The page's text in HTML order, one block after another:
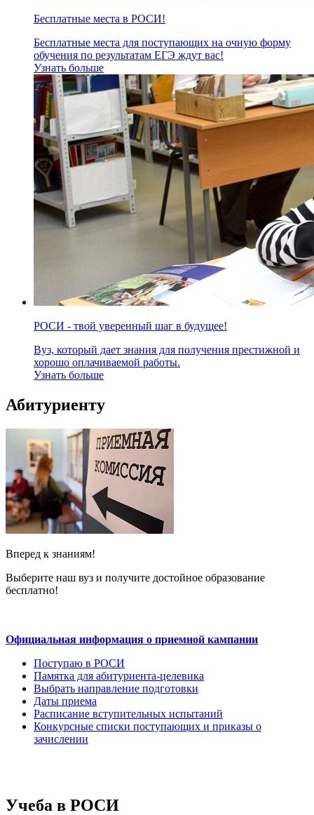
Бесплатные места в РОСИ!
Бесплатные места для поступающих на очную форму
обучения по результатам ЕГЭ ждут вас!
Узнать больше
РОСИ - твой уверенный шаг в будущее!
Вуз, который дает знания для получения престижной и
хорошо оплачиваемой работы.
Узнать больше
Абитуриенту
Вперед к знаниям!
Выберите наш вуз и получите достойное образование
бесплатно!
Официальная информация о приемной кампании
Поступаю в РОСИ
Памятка для абитуриента-целевика
Выбрать направление подготовки
Даты приема
Расписание вступительных испытаний
Конкурсные списки поступающих и приказы о
зачислении
Учеба в РОСИ